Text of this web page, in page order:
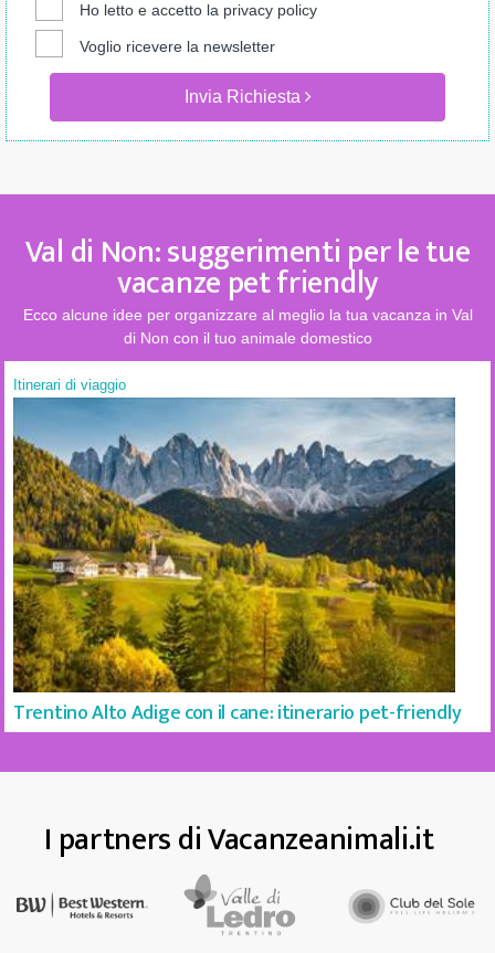
Ho letto e accetto la privacy policy
Voglio ricevere la newsletter
Invia Richiesta
Val di Non: suggerimenti per le tue
vacanze pet friendly
Ecco alcune idee per organizzare al meglio la tua vacanza in Val
di Non con il tuo animale domestico
Itinerari di viaggio
Trentino Alto Adige con il cane: itinerario pet-friendly
I partners di Vacanzeanimali.it